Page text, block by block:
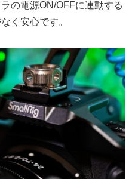
の電源ON/OFFに連動する
く安心です。